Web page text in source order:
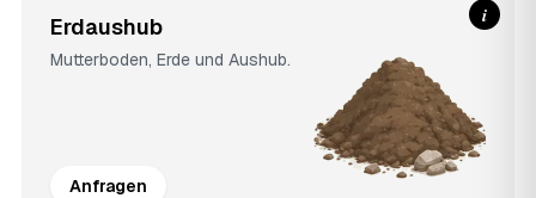
Erdaushub
Mutterboden, Erde und Aushub.
Anfragen
i